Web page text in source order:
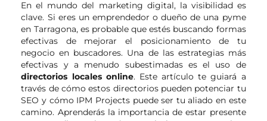
En el mundo del marketing digital, la visibilidad es
clave. Si eres un emprendedor o dueño de una pyme
en Tarragona, es probable que estés buscando formas
efectivas de mejorar el posicionamiento de tu
negocio en buscadores. Una de las estrategias más
efectivas y a menudo subestimadas es el uso de
directorios locales online. Este artículo te guiará a
través de cómo estos directorios pueden potenciar tu
SEO y cómo IPM Projects puede ser tu aliado en este
camino. Aprenderás la importancia de estar presente